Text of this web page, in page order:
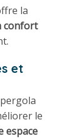
la
confort
et
le
espace